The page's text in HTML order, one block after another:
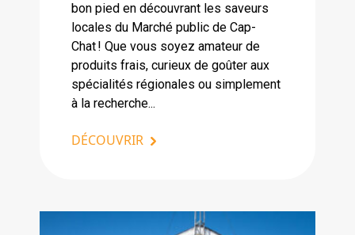
bon pied en découvrant les saveurs
locales du Marché public de Cap-
Chat ! Que vous soyez amateur de
produits frais, curieux de goûter aux
spécialités régionales ou simplement
à la recherche...
DÉCOUVRIR